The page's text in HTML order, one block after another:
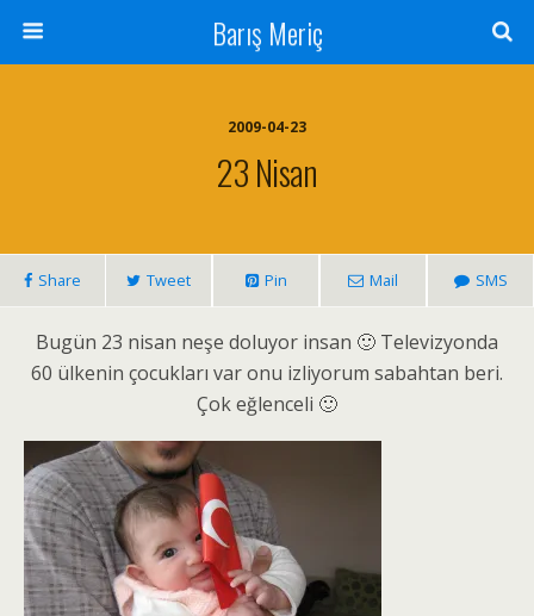
Barış Meriç
2009-04-23
23 Nisan
Share Tweet Pin Mail SMS
Bugün 23 nisan neşe doluyor insan 🙂 Televizyonda
60 ülkenin çocukları var onu izliyorum sabahtan beri.
Çok eğlenceli 🙂